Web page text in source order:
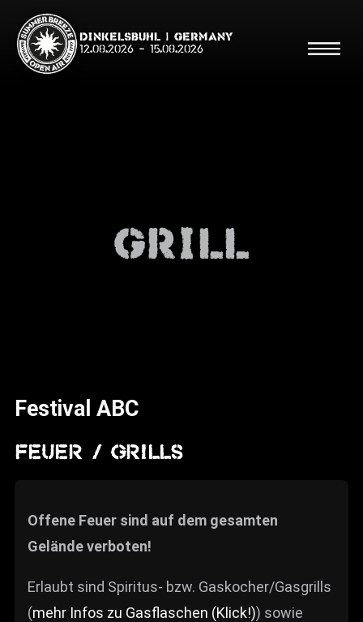
Dinkelsbühl | Germany
12.08.2026 - 15.08.2026
Info
Media
Kontakt
BARRIEREFREIHEIT
Rückblicke
Grill
Festival ABC
FEUER / GRILLS
Offene Feuer sind auf dem gesamten
Gelände verboten!
Erlaubt sind Spiritus- bzw. Gaskocher/Gasgrills
(mehr Infos zu Gasflaschen (Klick!)) sowie